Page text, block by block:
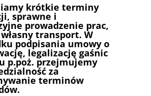
krótkie terminy
sprawne i
prowadzenie prac,
transport. W
podpisania umowy o
legalizację gaśnic
p.poż. przejmujemy
za
terminów